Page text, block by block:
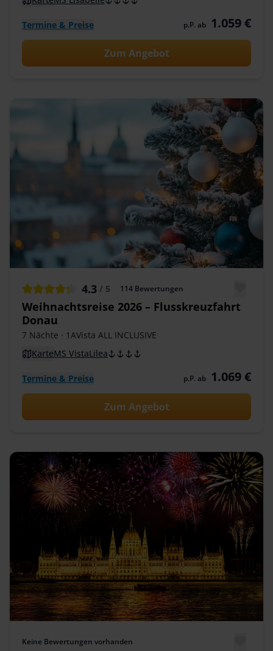
Termine & Preise p.P. ab 1.059 €
Zum Angebot
4.3 / 5 114 Bewertungen
Weihnachtsreise 2026 – Flusskreuzfahrt
Donau
7 Nächte · 1AVista ALL INCLUSIVE
KarteMS VistaLilea
Termine & Preise p.P. ab 1.069 €
Zum Angebot
Keine Bewertungen vorhanden